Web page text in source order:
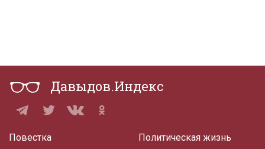
Давыдов.Индекс
Повестка Политическая жизнь